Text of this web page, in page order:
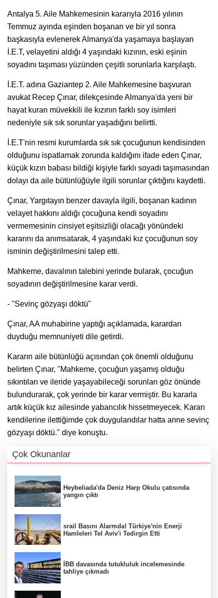
Antalya 5. Aile Mahkemesinin kararıyla 2016 yılının
Temmuz ayında eşinden boşanan ve bir yıl sonra
başkasıyla evlenerek Almanya'da yaşamaya başlayan
İ.E.T, velayetini aldığı 4 yaşındaki kızının, eski eşinin
soyadını taşıması yüzünden çeşitli sorunlarla karşılaştı.
İ.E.T. adına Gaziantep 2. Aile Mahkemesine başvuran
avukat Recep Çınar, dilekçesinde Almanya'da yeni bir
hayat kuran müvekkili ile kızının farklı soy isimleri
nedeniyle sık sık sorunlar yaşadığını belirtti.
İ.E.T'nin resmi kurumlarda sık sık çocuğunun kendisinden
olduğunu ispatlamak zorunda kaldığını ifade eden Çınar,
küçük kızın babası bildiği kişiyle farklı soyadı taşımasından
dolayı da aile bütünlüğüyle ilgili sorunlar çıktığını kaydetti.
Çınar, Yargıtayın benzer davayla ilgili, boşanan kadının
velayet hakkını aldığı çocuğuna kendi soyadını
vermemesinin cinsiyet eşitsizliği olacağı yönündeki
kararını da anımsatarak, 4 yaşındaki kız çocuğunun soy
isminin değiştirilmesini talep etti.
Mahkeme, davalının talebini yerinde bularak, çocuğun
soyadının değiştirilmesine karar verdi.
- "Sevinç gözyaşı döktü"
Çınar, AA muhabirine yaptığı açıklamada, karardan
duyduğu memnuniyeti dile getirdi.
Kararın aile bütünlüğü açısından çok önemli olduğunu
belirten Çınar, "Mahkeme, çocuğun yaşamış olduğu
sıkıntıları ve ileride yaşayabileceği sorunları göz önünde
bulundurarak, çok yerinde bir karar vermiştir. Bu kararla
artık küçük kız ailesinde yabancılık hissetmeyecek. Kararı
kendilerine ilettiğimde çok duygulandılar hatta anne sevinç
gözyaşı döktü." diye konuştu.
Çok Okunanlar
Heybeliada'da Deniz Harp Okulu çatısında
yangın çıktı
srail Basını Alarmda! Türkiye'nin Enerji
Hamleleri Tel Aviv'i Tedirgin Etti
İBB davasında tutukluluk incelemesinde
tahliye çıkmadı